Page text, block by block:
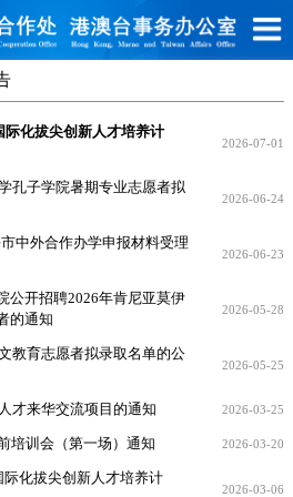
际化拔尖创新人才培养计
2026-07-01
孔子学院暑期专业志愿者拟
2026-06-24
中外合作办学申报材料受理
2026-06-23
公开招聘2026年肯尼亚莫伊
的通知
2026-05-28
教育志愿者拟录取名单的公
2026-05-25
才来华交流项目的通知 2026-03-25
培训会（第一场）通知 2026-03-20
际化拔尖创新人才培养计
2026-03-06